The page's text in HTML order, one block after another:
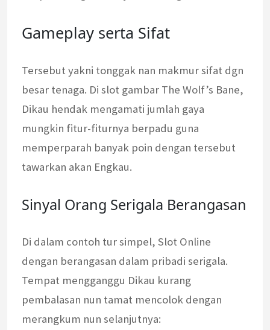
Gameplay serta Sifat
Tersebut yakni tonggak nan makmur sifat dgn
besar tenaga. Di slot gambar The Wolf’s Bane,
Dikau hendak mengamati jumlah gaya
mungkin fitur-fiturnya berpadu guna
memperparah banyak poin dengan tersebut
tawarkan akan Engkau.
Sinyal Orang Serigala Berangasan
Di dalam contoh tur simpel, Slot Online
dengan berangasan dalam pribadi serigala.
Tempat mengganggu Dikau kurang
pembalasan nun tamat mencolok dengan
merangkum nun selanjutnya: